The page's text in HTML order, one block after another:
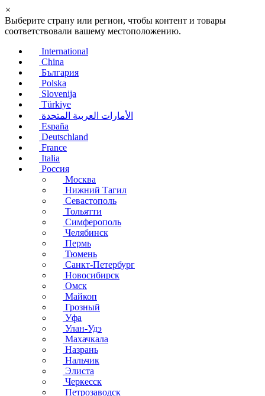
×
Выберите страну или регион, чтобы контент и товары
соответствовали вашему местоположению.
International
China
България
Polska
Slovenija
Türkiye
الأمارات العربية المتحدة
España
Deutschland
France
Italia
Россия
Москва
Нижний Тагил
Севастополь
Тольятти
Симферополь
Челябинск
Пермь
Тюмень
Санкт-Петербург
Новосибирск
Омск
Майкоп
Грозный
Уфа
Улан-Удэ
Махачкала
Назрань
Нальчик
Элиста
Черкесск
Петрозаводск